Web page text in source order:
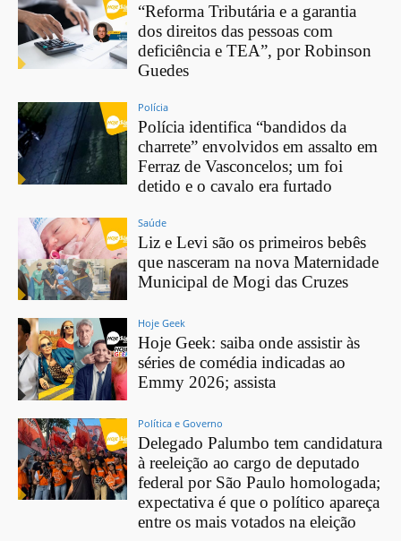
“Reforma Tributária e a garantia
dos direitos das pessoas com
deficiência e TEA”, por Robinson
Guedes
Polícia
Polícia identifica “bandidos da
charrete” envolvidos em assalto em
Ferraz de Vasconcelos; um foi
detido e o cavalo era furtado
Saúde
Liz e Levi são os primeiros bebês
que nasceram na nova Maternidade
Municipal de Mogi das Cruzes
Hoje Geek
Hoje Geek: saiba onde assistir às
séries de comédia indicadas ao
Emmy 2026; assista
Política e Governo
Delegado Palumbo tem candidatura
à reeleição ao cargo de deputado
federal por São Paulo homologada;
expectativa é que o político apareça
entre os mais votados na eleição